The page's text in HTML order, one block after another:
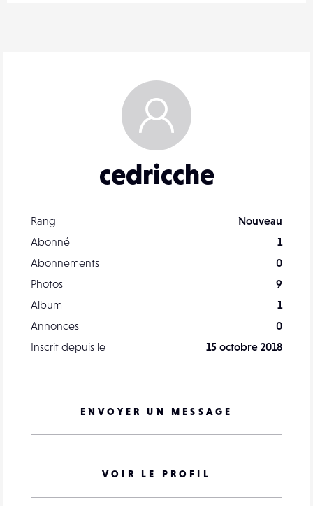
cedricche
Rang
Nouveau
Abonné
1
Abonnements
0
Photos
9
Album
1
Annonces
0
Inscrit depuis le
15 octobre 2018
ENVOYER UN MESSAGE
VOIR LE PROFIL